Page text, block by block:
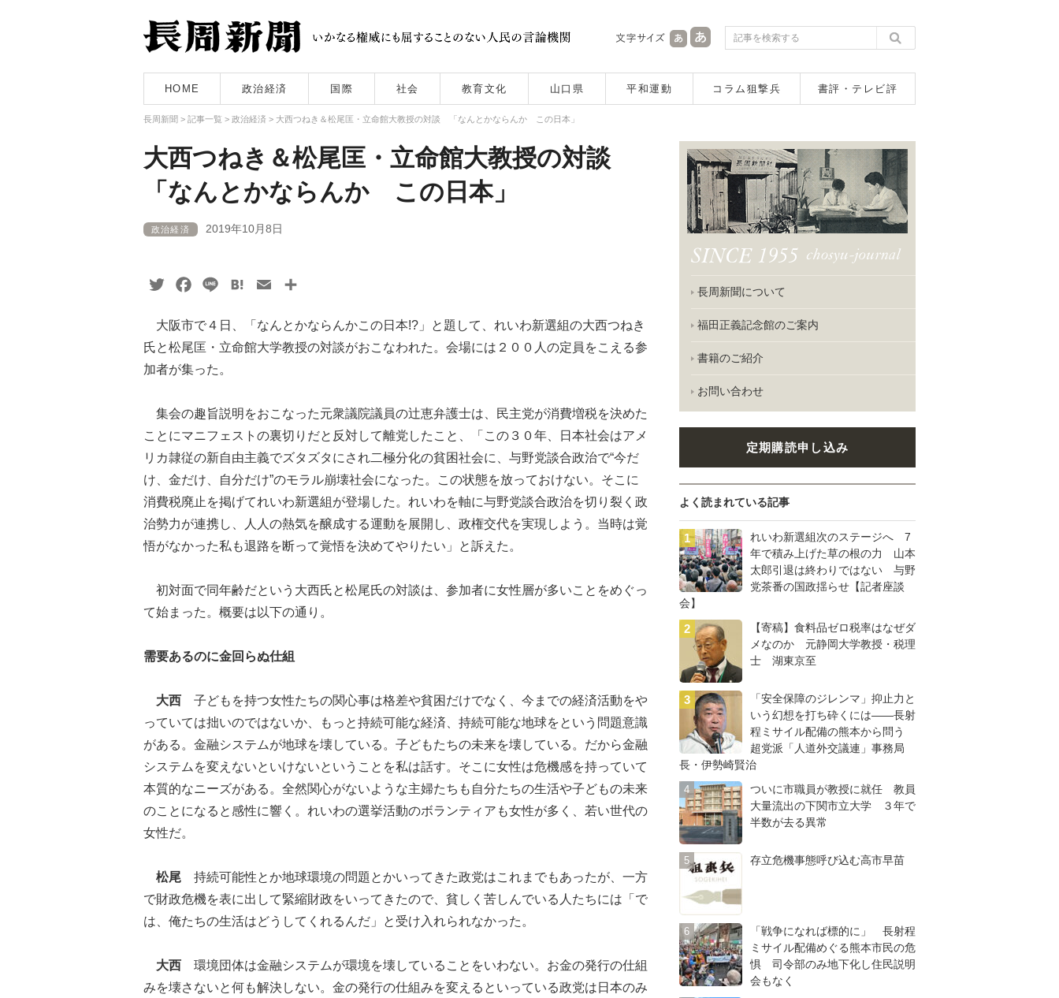
HOME 政治経済 国際 社会 教育文化 山口県 平和運動 コラム狙撃兵 書評・テレビ評
長周新聞 > 記事一覧 > 政治経済 > 大西つねき＆松尾匡・立命館大教授の対談 「なんとかならんか この日本」
大西つねき＆松尾匡・立命館大教授の対談
「なんとかならんか この日本」
政治経済 2019年10月8日
TwitterFacebook
Line HatenaEmail
大阪市で４日、「なんとかならんかこの日本!?」と題して、れいわ新選組の大西つねき
氏と松尾匡・立命館大学教授の対談がおこなわれた。会場には２００人の定員をこえる参
加者が集った。
集会の趣旨説明をおこなった元衆議院議員の辻恵弁護士は、民主党が消費増税を決めた
ことにマニフェストの裏切りだと反対して離党したこと、「この３０年、日本社会はアメ
リカ隷従の新自由主義でズタズタにされ二極分化の貧困社会に、与野党談合政治で“今だ
け、金だけ、自分だけ”のモラル崩壊社会になった。この状態を放っておけない。そこに
消費税廃止を掲げてれいわ新選組が登場した。れいわを軸に与野党談合政治を切り裂く政
治勢力が連携し、人人の熱気を醸成する運動を展開し、政権交代を実現しよう。当時は覚
悟がなかった私も退路を断って覚悟を決めてやりたい」と訴えた。
初対面で同年齢だという大西氏と松尾氏の対談は、参加者に女性層が多いことをめぐっ
て始まった。概要は以下の通り。
需要あるのに金回らぬ仕組
大西 子どもを持つ女性たちの関心事は格差や貧困だけでなく、今までの経済活動をや
っていては拙いのではないか、もっと持続可能な経済、持続可能な地球をという問題意識
がある。金融システムが地球を壊している。子どもたちの未来を壊している。だから金融
システムを変えないといけないということを私は話す。そこに女性は危機感を持っていて
本質的なニーズがある。全然関心がないような主婦たちも自分たちの生活や子どもの未来
のことになると感性に響く。れいわの選挙活動のボランティアも女性が多く、若い世代の
女性だ。
松尾 持続可能性とか地球環境の問題とかいってきた政党はこれまでもあったが、一方
で財政危機を表に出して緊縮財政をいってきたので、貧しく苦しんでいる人たちには「で
は、俺たちの生活はどうしてくれるんだ」と受け入れられなかった。
大西 環境団体は金融システムが環境を壊していることをいわない。お金の発行の仕組
みを壊さないと何も解決しない。金の発行の仕組みを変えるといっている政党は日本のみ
長周新聞について
福田正義記念館のご案内
書籍のご紹介
お問い合わせ
定期購読申し込み
よく読まれている記事
れいわ新選組次のステージへ 7
年で積み上げた草の根の力 山本
太郎引退は終わりではない 与野
党茶番の国政揺らせ【記者座談
会】
【寄稿】食料品ゼロ税率はなぜダ
メなのか 元静岡大学教授・税理
士 湖東京至
「安全保障のジレンマ」抑止力と
いう幻想を打ち砕くには――長射
程ミサイル配備の熊本から問う
超党派「人道外交議連」事務局
長・伊勢崎賢治
ついに市職員が教授に就任 教員
大量流出の下関市立大学 ３年で
半数が去る異常
存立危機事態呼び込む高市早苗
「戦争になれば標的に」 長射程
ミサイル配備めぐる熊本市民の危
惧 司令部のみ地下化し住民説明
会もなく